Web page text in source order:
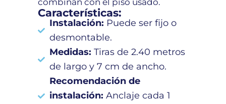
Características:
Instalación: Puede ser fijo o
desmontable.
Medidas: Tiras de 2.40 metros
de largo y 7 cm de ancho.
Recomendación de
instalación: Anclaje cada 1